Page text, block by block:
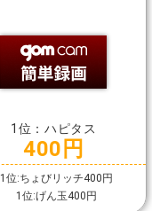
1位：ハピタス
400円
1位:ちょびリッチ400円
1位:げん玉400円